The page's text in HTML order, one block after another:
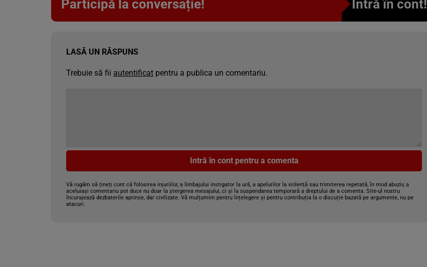
Participă la conversație! Intră în cont!
LASĂ UN RĂSPUNS
Trebuie să fii autentificat pentru a publica un comentariu.
Intră în cont pentru a comenta
Vă rugăm să țineți cont că folosirea injuriilor, a limbajului instigator la ură, a apelurilor la violență sau trimiterea repetată, în mod abuziv, a
aceluiași comentariu pot duce nu doar la ștergerea mesajului, ci și la suspendarea temporară a dreptului de a comenta. Site-ul nostru
încurajează dezbaterile aprinse, dar civilizate. Vă mulțumim pentru înțelegere și pentru contribuția la o discuție bazată pe argumente, nu pe
atacuri.